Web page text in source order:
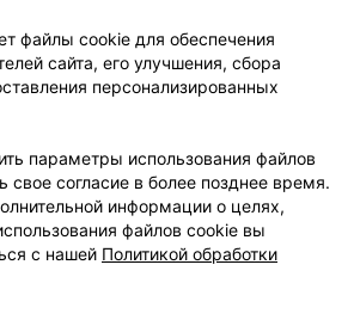
Новости проекта
Медицинский маркетинг
договор
Доставка
Вакансии
Партнеры
руководителю 103.by
в поддержку
настройки Cookie
файлы cookie для обеспечения
сайта, его улучшения, сбора
персонализированных
параметры использования файлов
свое согласие в более позднее время.
информации о целях,
файлов cookie вы
с нашей Политикой обработки